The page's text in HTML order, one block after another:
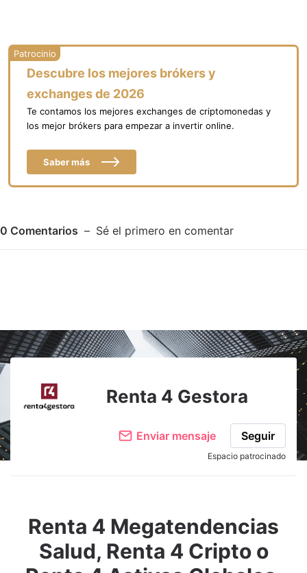
Descubre los mejores brókers y
exchanges de 2026
Te contamos los mejores exchanges de criptomonedas y
los mejor brókers para empezar a invertir online.
Saber más
0 Comentarios Sé el primero en comentar
Adjuntar imagen Comentar
Renta 4 Gestora
Enviar mensaje Seguir
Espacio patrocinado
Renta 4 Megatendencias
Salud, Renta 4 Cripto o